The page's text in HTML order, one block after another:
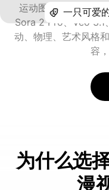
运动图形、故事书
Sora 2 Pro、Veo 3.1
动、物理、艺术风格
容
为什么选
漫